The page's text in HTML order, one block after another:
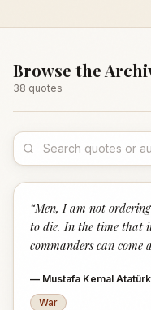
Browse the
38 quotes
“Men, I am not
to die. In the time that
commanders can come
— Mustafa Kemal Atatürk
War